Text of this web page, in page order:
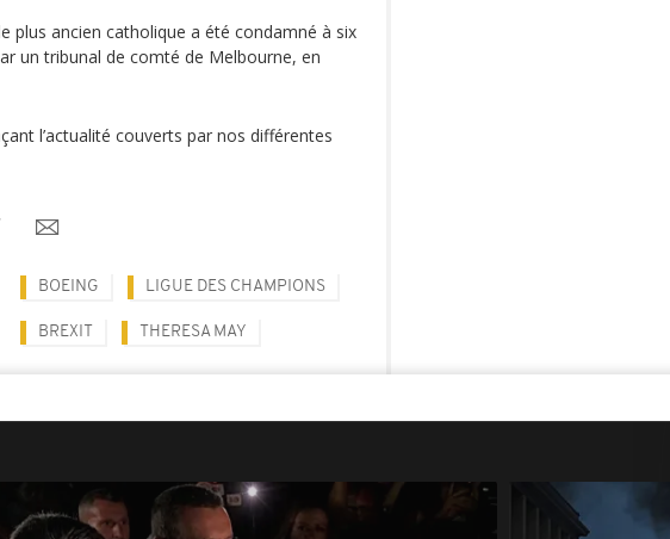
plus ancien catholique a été condamné à six
un tribunal de comté de Melbourne, en
l’actualité couverts par nos différentes
BOEING LIGUE DES CHAMPIONS
BREXIT THERESA MAY